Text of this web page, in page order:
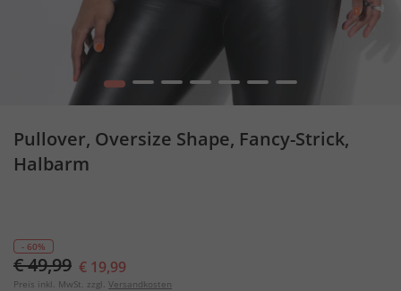
1 2 3 4 5 6 7
Pullover, Oversize Shape, Fancy-Strick,
Halbarm
- 60%
€ 49,99 € 19,99
Preis inkl. MwSt. zzgl. Versandkosten